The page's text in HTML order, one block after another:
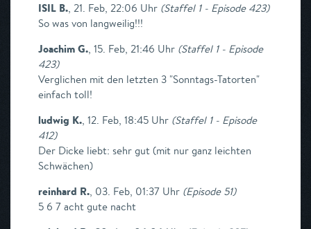
ISIL B., 21. Feb, 22:06 Uhr (Staffel 1 - Episode 423)
So was von langweilig!!!
Joachim G., 15. Feb, 21:46 Uhr (Staffel 1 - Episode
423)
Verglichen mit den letzten 3 "Sonntags-Tatorten"
einfach toll!
ludwig K., 12. Feb, 18:45 Uhr (Staffel 1 - Episode
412)
Der Dicke liebt: sehr gut (mit nur ganz leichten
Schwächen)
reinhard R., 03. Feb, 01:37 Uhr (Episode 51)
5 6 7 acht gute nacht